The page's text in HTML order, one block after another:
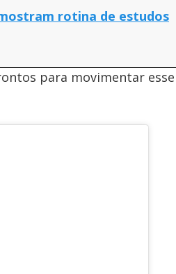
rotina de estudos
para movimentar esse